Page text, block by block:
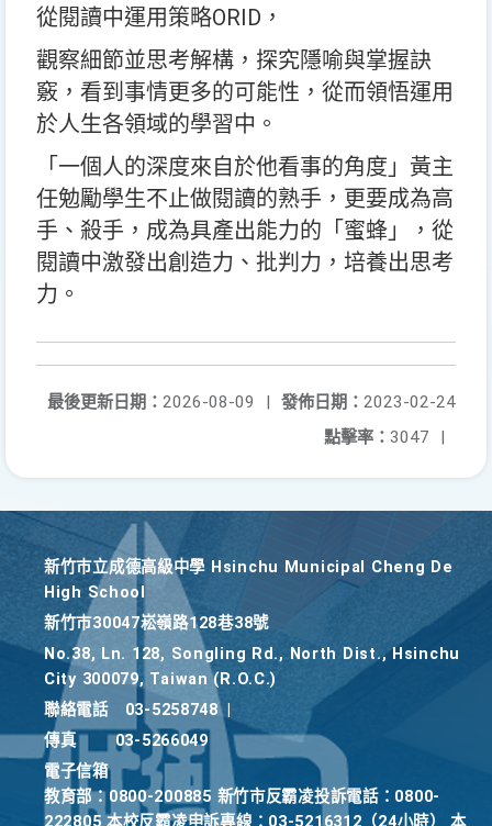
從閱讀中運用策略ORID，
觀察細節並思考解構，探究隱喻與掌握訣
竅，看到事情更多的可能性，從而領悟運用
於人生各領域的學習中。
「一個人的深度來自於他看事的角度」黃主
任勉勵學生不止做閱讀的熟手，更要成為高
手、殺手，成為具產出能力的「蜜蜂」，從
閱讀中激發出創造力、批判力，培養出思考
力。
發佈日期： 2023-02-24
最後更新日期： 2026-08-09
|
點擊率： 3047 |
新竹巿立成德高級中學 Hsinchu Municipal Cheng De
High School
新竹巿30047崧嶺路128巷38號
No.38, Ln. 128, Songling Rd., North Dist., Hsinchu
City 300079, Taiwan (R.O.C.)
聯絡電話
03-5258748
傳真
03-5266049
電子信箱
教育部：0800-200885 新竹市反霸凌投訴電話：0800-
222805 本校反霸凌申訴專線：03-5216312（24小時） 本